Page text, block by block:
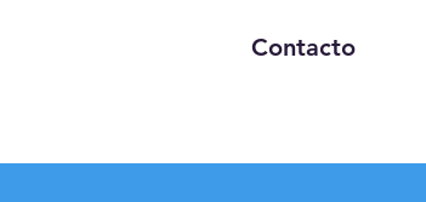
Contacto